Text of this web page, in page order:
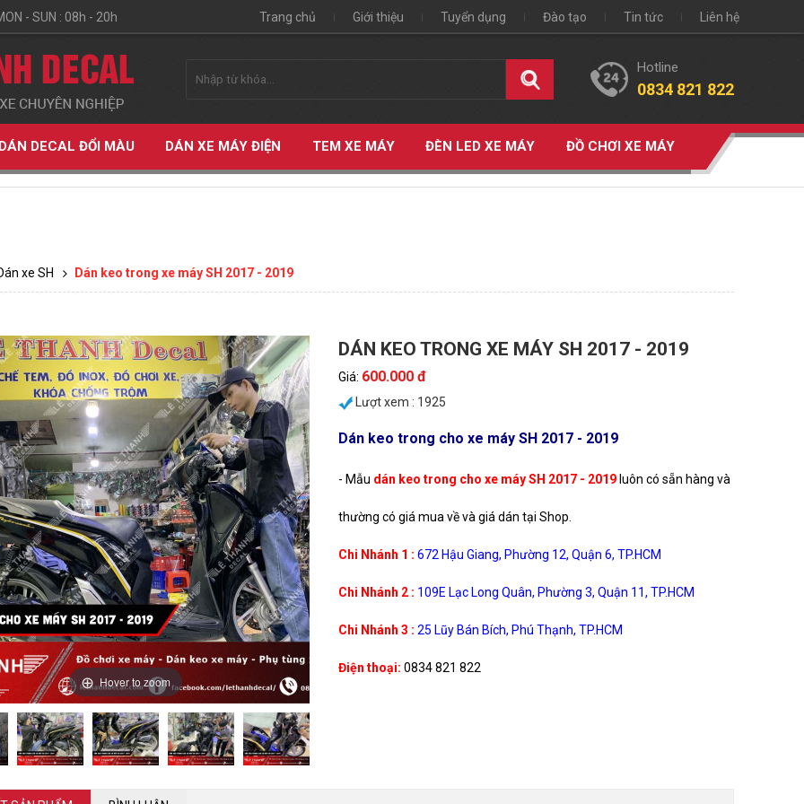
- SUN : 08h - 20h Trang chủ Giới thiệu Tuyển dụng Đào tạo Tin tức Liên hệ
Hotline
0834 821 822
DÁN DECAL ĐỔI MÀU DÁN XE MÁY ĐIỆN TEM XE MÁY ĐÈN LED XE MÁY ĐỒ CHƠI XE MÁY
xe SH Dán keo trong xe máy SH 2017 - 2019
ĐIỆN
CƯỚP XE MÁY
ĐÈN XE MÁY
MÁ PHANH )
MÁY
MÁY
DĨA
- 2020
- 2019
- 2021
Hover to zoom
DÁN KEO TRONG XE MÁY SH 2017 - 2019
Giá: 600.000 đ
Lượt xem : 1925
Dán keo trong cho xe máy SH 2017 - 2019
- Mẫu dán keo trong cho xe máy SH 2017 - 2019luôn có sẵn hàng và
thường có giá mua về và giá dán tại Shop.
Chi Nhánh 1 : 672 Hậu Giang, Phường 12, Quận 6, TP.HCM
Chi Nhánh 2 : 109E Lạc Long Quân, Phường 3, Quận 11, TP.HCM
Chi Nhánh 3 : 25 Lũy Bán Bích, Phú Thạnh, TP.HCM
Điện thoại: 0834 821 822